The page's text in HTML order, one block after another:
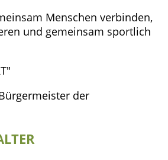
Menschen verbinden,
und gemeinsam sportlich
der